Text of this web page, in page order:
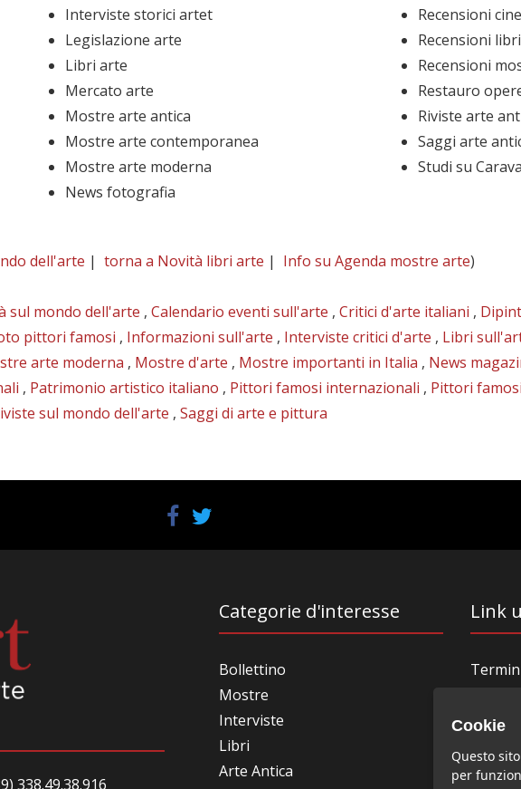
Interviste storici artet
Legislazione arte
Libri arte
Mercato arte
Mostre arte antica
Mostre arte contemporanea
Mostre arte moderna
News fotografia
Recensioni
Recensioni
Recensioni
Restauro
Riviste arte
Saggi arte
Studi su
dell'arte | torna a Novità libri arte | Info su Agenda mostre arte)
sul mondo dell'arte , Calendario eventi sull'arte , Critici d'arte italiani ,
pittori famosi , Informazioni sull'arte , Interviste critici d'arte , Libri
arte moderna , Mostre d'arte , Mostre importanti in Italia , News
, Patrimonio artistico italiano , Pittori famosi internazionali , Pittori
sul mondo dell'arte , Saggi di arte e pittura
338.49.38.916
Categorie d'interesse
Bollettino
Mostre
Interviste
Libri
Arte Antica
Link
News-
Cookie
Questo
per